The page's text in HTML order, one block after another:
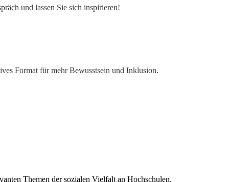
und lassen Sie sich inspirieren!
Format für mehr Bewusstsein und Inklusion.
Themen der sozialen Vielfalt an Hochschulen.